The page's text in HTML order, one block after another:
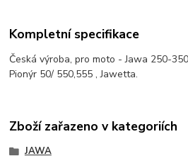
Kompletní specifikace
Česká výroba, pro moto - Jawa 250-
Pionýr 50/ 550,555 , Jawetta.
Zboží zařazeno v kategoriích
JAWA